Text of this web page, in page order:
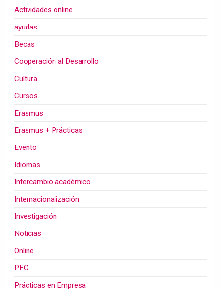
Actividades online
ayudas
Becas
Cooperación al Desarrollo
Cultura
Cursos
Erasmus
Erasmus + Prácticas
Evento
Idiomas
Intercambio académico
Internacionalización
Investigación
Noticias
Online
PFC
Prácticas en Empresa